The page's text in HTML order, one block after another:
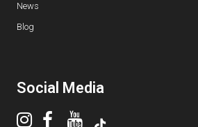
News
Blog
Social Media